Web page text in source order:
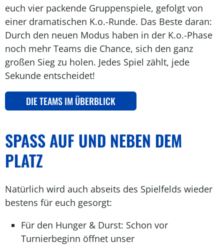
euch vier packende Gruppenspiele, gefolgt von
einer dramatischen K.o.-Runde. Das Beste daran:
Durch den neuen Modus haben in der K.o.-Phase
noch mehr Teams die Chance, sich den ganz
großen Sieg zu holen. Jedes Spiel zählt, jede
Sekunde entscheidet!
DIE TEAMS IM ÜBERBLICK
SPASS AUF UND NEBEN DEM P
LATZ
Natürlich wird auch abseits des Spielfelds wieder
bestens für euch gesorgt:
Für den Hunger & Durst: Schon vor
Turnierbeginn öffnet unser